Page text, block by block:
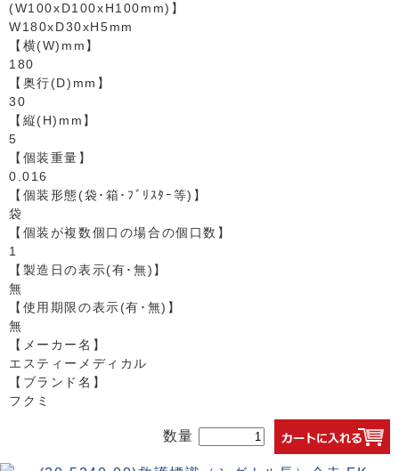
(W100xD100xH100mm)】
W180xD30xH5mm
【横(W)mm】
180
【奥行(D)mm】
30
【縦(H)mm】
5
【個装重量】
0.016
【個装形態(袋･箱･ﾌﾞﾘｽﾀｰ等)】
袋
【個装が複数個口の場合の個口数】
1
【製造日の表示(有･無)】
無
【使用期限の表示(有･無)】
無
【メーカー名】
エスティーメディカル
【ブランド名】
フクミ
数量